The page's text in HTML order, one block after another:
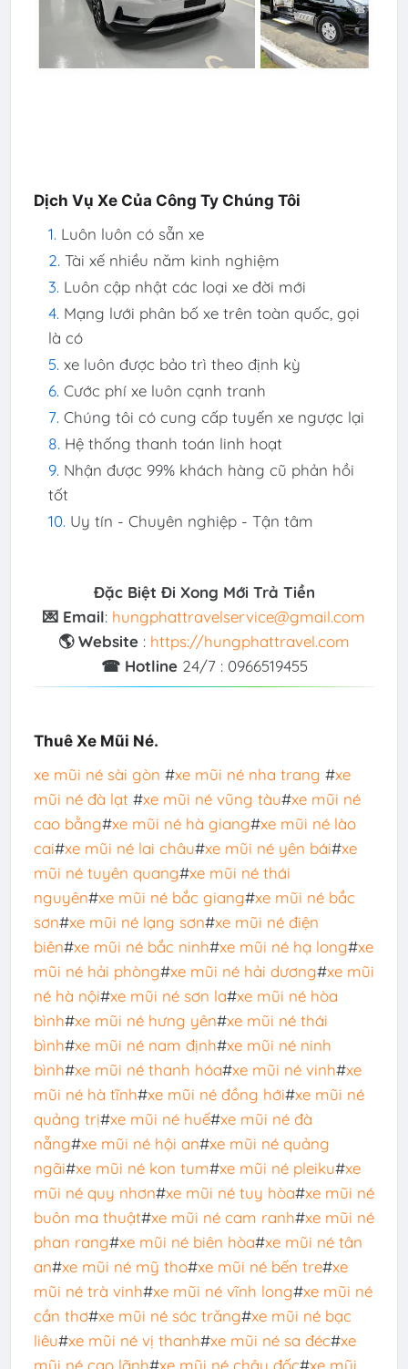
Dịch Vụ Xe Của Công Ty Chúng Tôi
Luôn luôn có sẵn xe
Tài xế nhiều năm kinh nghiệm
Luôn cập nhật các loại xe đời mới
Mạng lưới phân bố xe trên toàn quốc, gọi
là có
xe luôn được bảo trì theo định kỳ
Cước phí xe luôn cạnh tranh
Chúng tôi có cung cấp tuyến xe ngược lại
Hệ thống thanh toán linh hoạt
Nhận được 99% khách hàng cũ phản hồi
tốt
Uy tín - Chuyên nghiệp - Tận tâm
Đặc Biệt Đi Xong Mới Trả Tiền
💌 Email: hungphattravelservice@gmail.com
🌎 Website : https://hungphattravel.com
☎ Hotline24/7 : 0966519455
Thuê Xe Mũi Né.
xe mũi né sài gòn #xe mũi né nha trang #xe
mũi né đà lạt #xe mũi né vũng tàu#xe mũi né
cao bằng#xe mũi né hà giang#xe mũi né lào
cai#xe mũi né lai châu#xe mũi né yên bái#xe
mũi né tuyên quang#xe mũi né thái
nguyên#xe mũi né bắc giang#xe mũi né bắc
sơn#xe mũi né lạng sơn#xe mũi né điện
biên#xe mũi né bắc ninh#xe mũi né hạ long#xe
mũi né hải phòng#xe mũi né hải dương#xe mũi
né hà nội#xe mũi né sơn la#xe mũi né hòa
bình#xe mũi né hưng yên#xe mũi né thái
bình#xe mũi né nam định#xe mũi né ninh
bình#xe mũi né thanh hóa#xe mũi né vinh#xe
mũi né hà tĩnh#xe mũi né đồng hới#xe mũi né
quảng trị#xe mũi né huế#xe mũi né đà
nẵng#xe mũi né hội an#xe mũi né quảng
ngãi#xe mũi né kon tum#xe mũi né pleiku#xe
mũi né quy nhơn#xe mũi né tuy hòa#xe mũi né
buôn ma thuật#xe mũi né cam ranh#xe mũi né
phan rang#xe mũi né biên hòa#xe mũi né tân
an#xe mũi né mỹ tho#xe mũi né bến tre#xe
mũi né trà vinh#xe mũi né vĩnh long#xe mũi né
cần thơ#xe mũi né sóc trăng#xe mũi né bạc
liêu#xe mũi né vị thanh#xe mũi né sa đéc#xe
mũi né cao lãnh#xe mũi né châu đốc#xe mũi